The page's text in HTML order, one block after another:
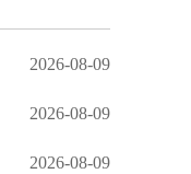
2026-08-09
2026-08-09
2026-08-09